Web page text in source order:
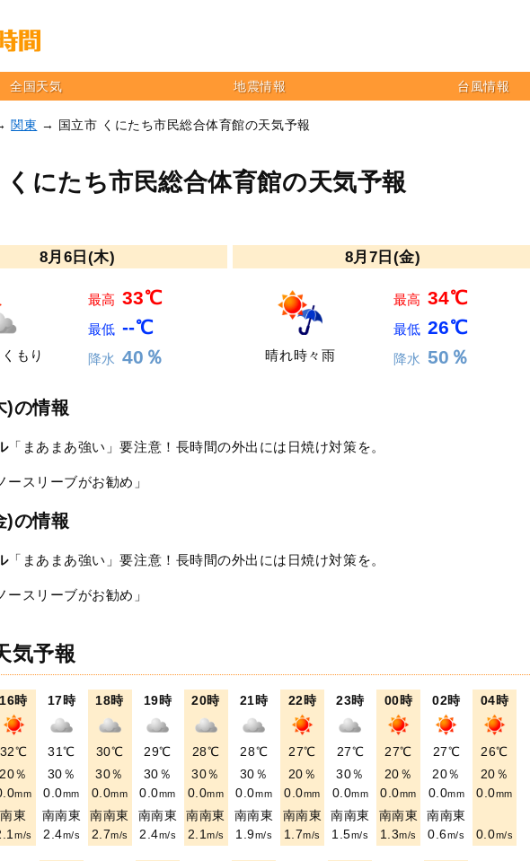
全国天気 地震情報 台風情報
関東 → 国立市 くにたち市民総合体育館の天気予報
くにたち市民総合体育館の天気予報
8月6日(木)
もり
最高 33℃
最低 --℃
降水 40％
8月7日(金)
晴れ時々雨
最高 34℃
最低 26℃
降水 50％
)の情報
「まあまあ強い」要注意！長時間の外出には日焼け対策を。
ースリーブがお勧め」
)の情報
「まあまあ強い」要注意！長時間の外出には日焼け対策を。
ースリーブがお勧め」
気予報
16時
32℃
20％
mm
南東
m/s
17時
31℃
30％
0.0mm
南南東
2.4m/s
18時
30℃
30％
0.0mm
南南東
2.7m/s
19時
29℃
30％
0.0mm
南南東
2.4m/s
20時
28℃
30％
0.0mm
南南東
2.1m/s
21時
28℃
30％
0.0mm
南南東
1.9m/s
22時
27℃
20％
0.0mm
南南東
1.7m/s
23時
27℃
30％
0.0mm
南南東
1.5m/s
00時
27℃
20％
0.0mm
南南東
1.3m/s
02時
27℃
20％
0.0mm
南南東
0.6m/s
04時
26℃
20％
0.0mm
0.0m/s